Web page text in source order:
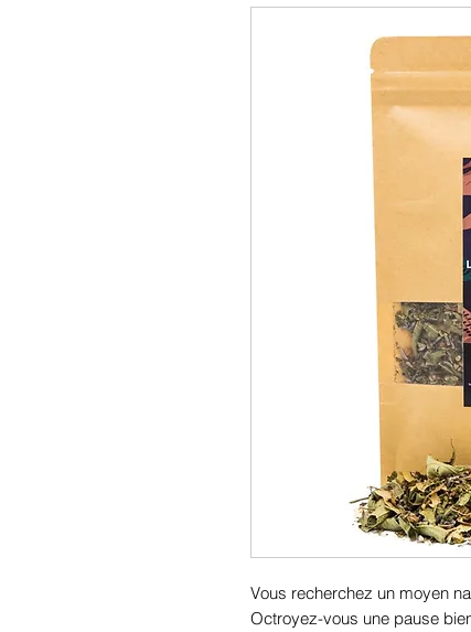
Vous recherchez un moyen
Octroyez-vous une pause